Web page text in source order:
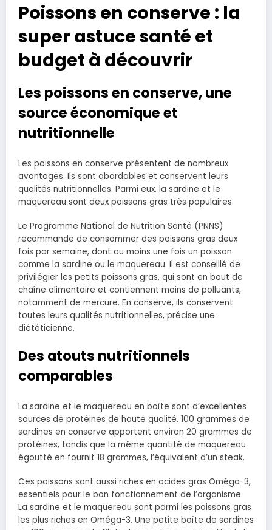
Poissons en conserve : la
super astuce santé et
budget à découvrir
Les poissons en conserve, une
source économique et
nutritionnelle
Les poissons en conserve présentent de nombreux
avantages. Ils sont abordables et conservent leurs
qualités nutritionnelles. Parmi eux, la sardine et le
maquereau sont deux poissons gras très populaires.
Le Programme National de Nutrition Santé (PNNS)
recommande de consommer des poissons gras deux
fois par semaine, dont au moins une fois un poisson
comme la sardine ou le maquereau. Il est conseillé de
privilégier les petits poissons gras, qui sont en bout de
chaîne alimentaire et contiennent moins de polluants,
notamment de mercure. En conserve, ils conservent
toutes leurs qualités nutritionnelles, précise une
diététicienne.
Des atouts nutritionnels
comparables
La sardine et le maquereau en boîte sont d’excellentes
sources de protéines de haute qualité. 100 grammes de
sardines en conserve apportent environ 20 grammes de
protéines, tandis que la même quantité de maquereau
égoutté en fournit 18 grammes, l’équivalent d’un steak.
Ces poissons sont aussi riches en acides gras Oméga-3,
essentiels pour le bon fonctionnement de l’organisme.
La sardine et le maquereau sont parmi les poissons gras
les plus riches en Oméga-3. Une petite boîte de sardines